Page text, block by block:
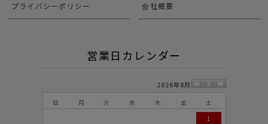
プライバシーポリシー 会社概要
営業日カレンダー
2026年8月
日
月 火 水 木 金
土
1